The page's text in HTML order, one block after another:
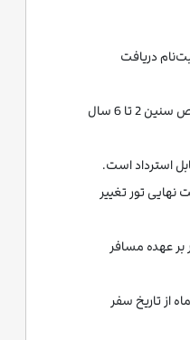
ثبت‌نام دریافت
نرخ کودک بدون تخت مخصوص سنین 2 تا 6 سال
استرداد است.
نهایی تور تغییر
عهده مسافر
اعتبار پاسپورت باید حداقل ۷ ماه از تاریخ سفر